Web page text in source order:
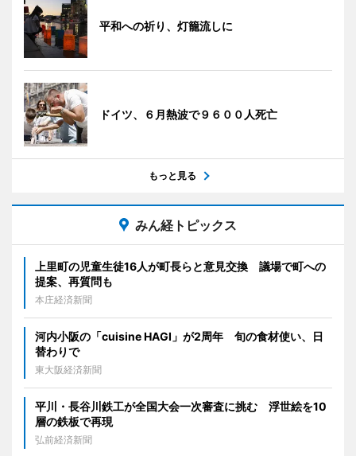
平和への祈り、灯籠流しに
ドイツ、６月熱波で９６００人死亡
もっと見る
みん経トピックス
上里町の児童生徒16人が町長らと意見交換 議場で町への
提案、再質問も
本庄経済新聞
河内小阪の「cuisine HAGI」が2周年 旬の食材使い、日
替わりで
東大阪経済新聞
平川・長谷川鉄工が全国大会一次審査に挑む 浮世絵を10
層の鉄板で再現
弘前経済新聞